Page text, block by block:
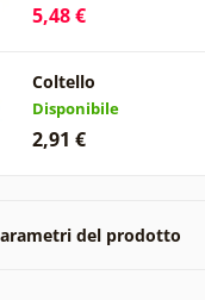
5,48 €
Coltello
Disponibile
2,91 €
del prodotto